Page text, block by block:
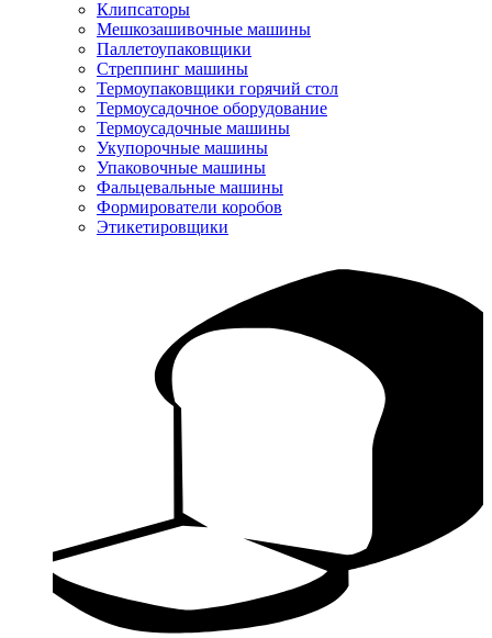
Клипсаторы
Мешкозашивочные машины
Паллетоупаковщики
Стреппинг машины
Термоупаковщики горячий стол
Термоусадочное оборудование
Термоусадочные машины
Укупорочные машины
Упаковочные машины
Фальцевальные машины
Формирователи коробов
Этикетировщики